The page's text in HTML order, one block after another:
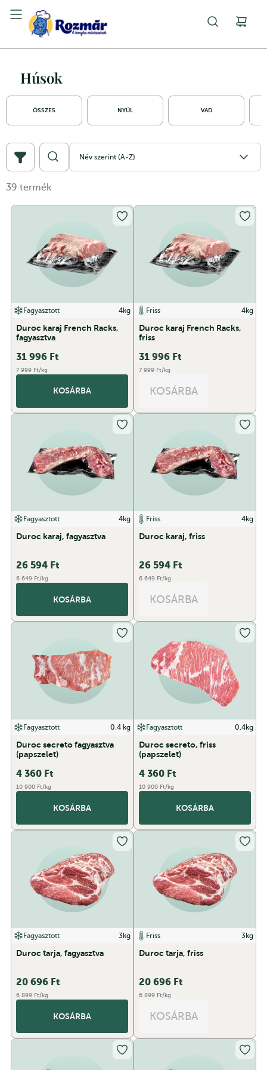
Húsok
ÖSSZES NYÚL VAD
39 termék
Név szerint (A-Z)
Fagyasztott 4kg
Duroc karaj French Racks,
fagyasztva
31 996 Ft
7 999 Ft/kg
KOSÁRBA
Friss 4kg
Duroc karaj French Racks,
friss
31 996 Ft
7 999 Ft/kg
KOSÁRBA
Fagyasztott 4kg
Duroc karaj, fagyasztva
26 594 Ft
6 649 Ft/kg
KOSÁRBA
Friss 4kg
Duroc karaj, friss
26 594 Ft
6 649 Ft/kg
KOSÁRBA
Fagyasztott 0.4 kg
Duroc secreto fagyasztva
(papszelet)
4 360 Ft
10 900 Ft/kg
KOSÁRBA
Fagyasztott 0,4kg
Duroc secreto, friss
(papszelet)
4 360 Ft
10 900 Ft/kg
KOSÁRBA
Fagyasztott 3kg
Duroc tarja, fagyasztva
20 696 Ft
6 899 Ft/kg
KOSÁRBA
Friss 3kg
Duroc tarja, friss
20 696 Ft
6 899 Ft/kg
KOSÁRBA